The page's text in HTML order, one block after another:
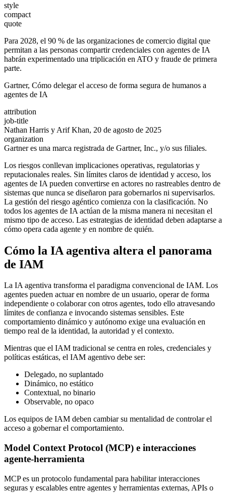
style
compact
quote
Para 2028, el 90 % de las organizaciones de comercio digital que
permitan a las personas compartir credenciales con agentes de IA
habrán experimentado una triplicación en ATO y fraude de primera
parte.
Gartner, Cómo delegar el acceso de forma segura de humanos a
agentes de IA
attribution
job-title
Nathan Harris y Arif Khan, 20 de agosto de 2025
organization
Gartner es una marca registrada de Gartner, Inc., y/o sus filiales.
Los riesgos conllevan implicaciones operativas, regulatorias y
reputacionales reales. Sin límites claros de identidad y acceso, los
agentes de IA pueden convertirse en actores no rastreables dentro de
sistemas que nunca se diseñaron para gobernarlos ni supervisarlos.
La gestión del riesgo agéntico comienza con la clasificación. No
todos los agentes de IA actúan de la misma manera ni necesitan el
mismo tipo de acceso. Las estrategias de identidad deben adaptarse a
cómo opera cada agente y en nombre de quién.
Cómo la IA agentiva altera el panorama
de IAM
La IA agentiva transforma el paradigma convencional de IAM. Los
agentes pueden actuar en nombre de un usuario, operar de forma
independiente o colaborar con otros agentes, todo ello atravesando
límites de confianza e invocando sistemas sensibles. Este
comportamiento dinámico y autónomo exige una evaluación en
tiempo real de la identidad, la autoridad y el contexto.
Mientras que el IAM tradicional se centra en roles, credenciales y
políticas estáticas, el IAM agentivo debe ser:
Delegado, no suplantado
Dinámico, no estático
Contextual, no binario
Observable, no opaco
Los equipos de IAM deben cambiar su mentalidad de controlar el
acceso a gobernar el comportamiento.
Model Context Protocol (MCP) e interacciones
agente-herramienta
MCP es un protocolo fundamental para habilitar interacciones
seguras y escalables entre agentes y herramientas externas, APIs o